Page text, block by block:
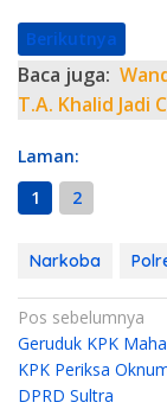
Berikutnya
Baca juga:
T.A. Khalid Jadi
Laman:
1
2
Narkoba
N
a
v
Pos sebelumnya
Geruduk KPK
KPK Periksa
DPRD Sultra